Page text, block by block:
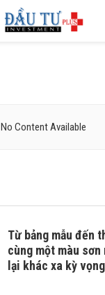
No Content Available
Từ bảng mẫu đến
cùng một màu
lại khác xa kỳ